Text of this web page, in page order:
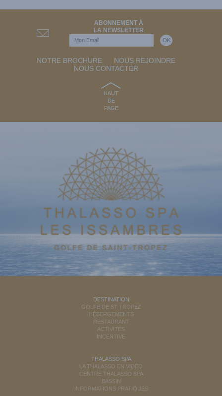
ABONNEMENT À
LA NEWSLETTER
NOTRE BROCHURE
NOUS REJOINDRE
NOUS CONTACTER
HAUT
DE
PAGE
DESTINATION
GOLFE DE ST TROPEZ
HÉBERGEMENTS
RESTAURANT
ACTIVITÉS
INCENTIVE
THALASSO SPA
LA THALASSO EN VIDÉO
CENTRE THALASSO SPA
BASSIN
INFORMATIONS PRATIQUES